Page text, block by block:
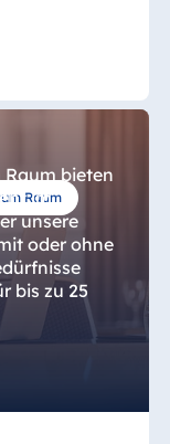
Raum
eine
Raum bieten
im
unsere
oder ohne
bis zu 25
eingebaute